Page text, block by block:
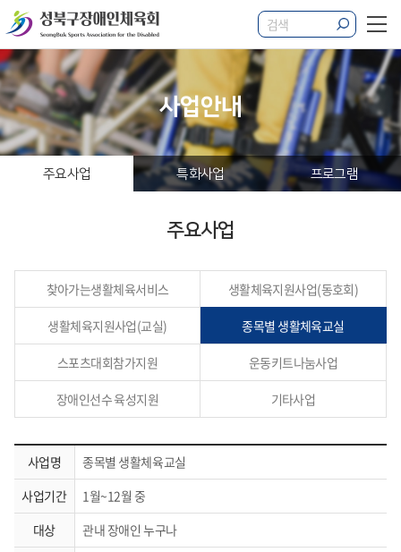
사업안내
주요사업 특화사업 프로그램
주요사업
찾아가는생활체육서비스 생활체육지원사업(동호회)
생활체육지원사업(교실) 종목별 생활체육교실
스포츠대회참가지원 운동키트나눔사업
장애인선수육성지원 기타사업
사업명
종목별 생활체육교실
사업기간
1월~12월 중
대상
관내 장애인 누구나